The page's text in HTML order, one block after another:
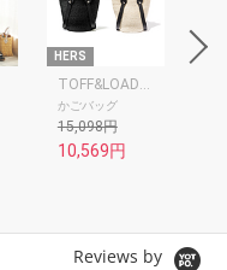
HERS
かごバッグ
15,098円
10,569円
Reviews by